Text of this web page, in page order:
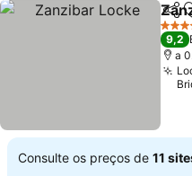
4
9,2
a
Consulte os preços de 11